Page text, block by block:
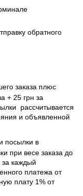
обратного
заказа плюс
+ 25 грн за
рассчитывается
и объявленной
посылки в
при весе заказа до
за каждый
платежа от
плату 1% от